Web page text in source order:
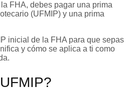
FHA, debes pagar una prima
(UFMIP) y una prima
inicial de la FHA para que sepas
y cómo se aplica a ti como